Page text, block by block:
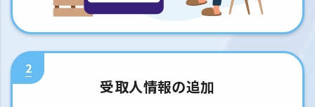
2
受取人情報の追加